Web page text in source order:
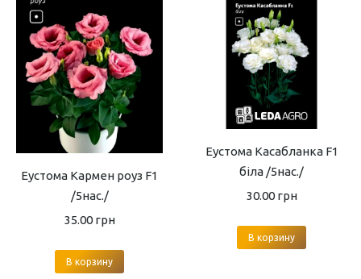
Еустома Кармен роуз F1
/5нас./
35.00 грн
В корзину
Еустома Касабланка F1
біла /5нас./
30.00 грн
В корзину